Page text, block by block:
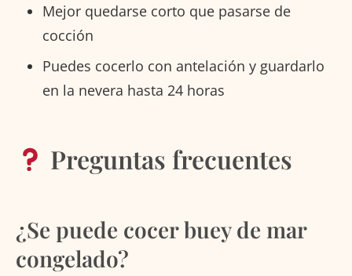
Mejor quedarse corto que pasarse de
cocción
Puedes cocerlo con antelación y guardarlo
en la nevera hasta 24 horas
Preguntas frecuentes
¿Se puede cocer buey de mar
congelado?